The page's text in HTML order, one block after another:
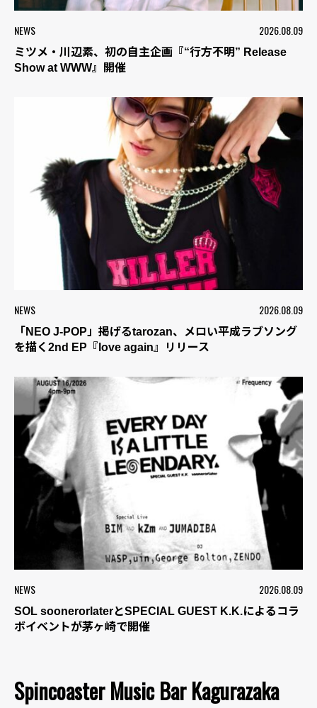
NEWS 2026.08.09
ミツメ・川辺素、初の自主企画『“行方不明” Release
Show at WWW』開催
NEWS 2026.08.09
「NEO J-POP」掲げるtarozan、メロい平成ラブソング
を描く2nd EP『love again』リリース
NEWS 2026.08.09
SOL soonerorlaterとSPECIAL GUEST K.K.によるコラ
ボイベントが茅ヶ崎で開催
Spincoaster Music Bar Kagurazaka